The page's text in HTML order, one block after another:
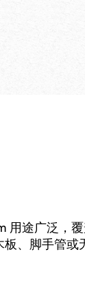
用途广泛，
板、脚手管或